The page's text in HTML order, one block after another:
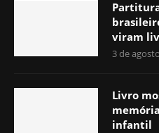
viram
3 de
Livro
infantil